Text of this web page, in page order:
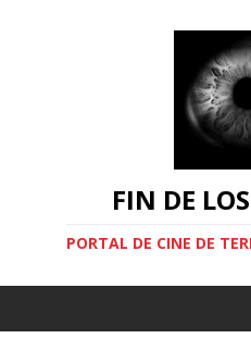
FIN DE
PORTAL DE CINE DE